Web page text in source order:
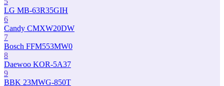
LG MB-63R35GIH
6
Candy CMXW20DW
7
Bosch FFM553MW0
8
Daewoo KOR-5A37
9
BBK 23MWG-850T